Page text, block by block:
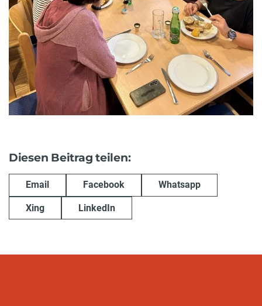
Diesen Beitrag teilen:
Email Facebook Whatsapp
Xing LinkedIn